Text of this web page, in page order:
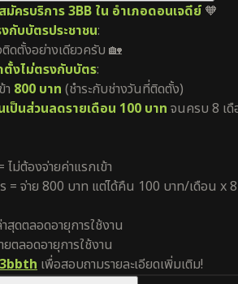
มัครบริการ 3BB ใน อำเภอดอนเจดีย์ 🧡
บบัตรประชาชน:
ดตั้งอย่างเดียวครับ 🏡
งไม่ตรงกับบัตร:
า 800 บาท (ชำระกับช่างวันที่ติดตั้ง)
เป็นส่วนลดรายเดือน 100 บาท จนครบ 8 เ
ม่ต้องจ่ายค่าแรกเข้า
= จ่าย 800 บาท แต่ได้คืน 100 บาท/เดือน x 8
สุดตลอดอายุการใช้งาน
ตลอดอายุการใช้งาน
เพื่อสอบถามรายละเอียดเพิ่มเติม!